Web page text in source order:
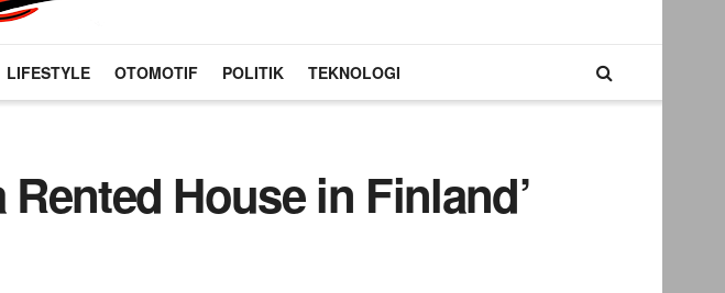
LIFESTYLE OTOMOTIF POLITIK TEKNOLOGI
House in Finland’